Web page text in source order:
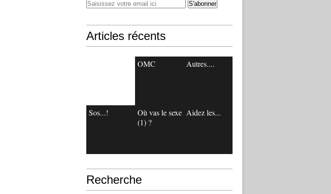
Articles récents
OMC Autres....
Sos...!
Où vas le sexe
(1) ?
Aidez les...
Recherche